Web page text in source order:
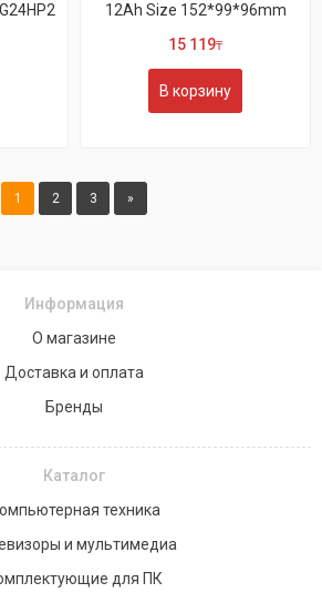
12Ah Size 152*99*96mm
15 119₸
В корзину
1 2 3 »
Информация
О магазине
Доставка и оплата
Бренды
Каталог
техника
и мультимедиа
для ПК